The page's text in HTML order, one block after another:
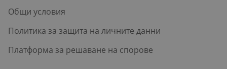
Общи условия
Политика за защита на личните данни
Платформа за решаване на спорове